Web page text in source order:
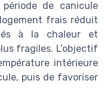
de canicule
frais réduit
à la chaleur et
fragiles. L’objectif
intérieure
puis de favoriser